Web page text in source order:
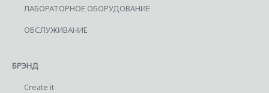
ЛАБОРАТОРНОЕ ОБОРУДОВАНИЕ
ОБСЛУЖИВАНИЕ
БРЭНД
Create it